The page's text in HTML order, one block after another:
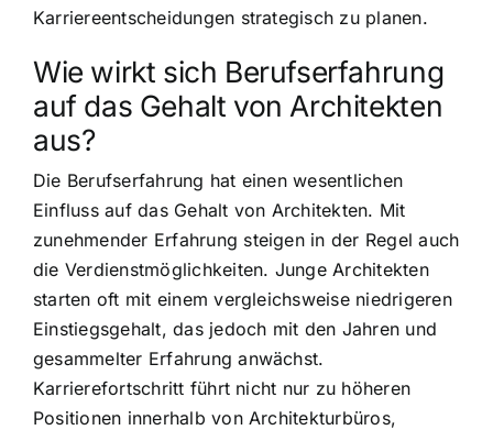
Karriereentscheidungen strategisch zu planen.
Wie wirkt sich Berufserfahrung
auf das Gehalt von Architekten
aus?
Die Berufserfahrung hat einen wesentlichen
Einfluss auf das Gehalt von Architekten. Mit
zunehmender Erfahrung steigen in der Regel auch
die Verdienstmöglichkeiten. Junge Architekten
starten oft mit einem vergleichsweise niedrigeren
Einstiegsgehalt, das jedoch mit den Jahren und
gesammelter Erfahrung anwächst.
Karrierefortschritt führt nicht nur zu höheren
Positionen innerhalb von Architekturbüros,